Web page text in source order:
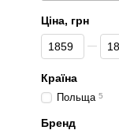
Ціна, грн
Від Ціна, грн
До Ціна, грн
Країна
Польща 5
Бренд